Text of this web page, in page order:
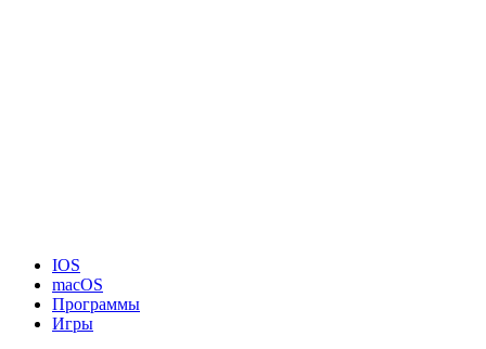
IOS
macOS
Программы
Игры